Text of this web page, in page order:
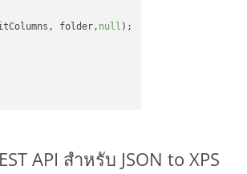
folder, null );
API สำหรับ JSON to XPS